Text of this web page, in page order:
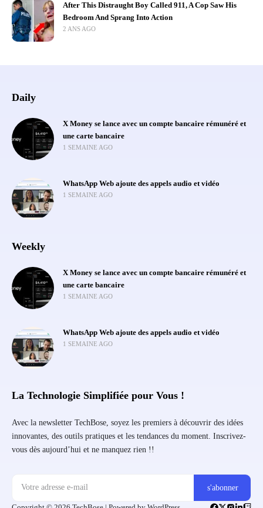
After This Distraught Boy Called 911, A Cop Saw His
Bedroom And Sprang Into Action
2 ANS AGO
Daily
X Money se lance avec un compte bancaire rémunéré et
une carte bancaire
1 SEMAINE AGO
WhatsApp Web ajoute des appels audio et vidéo
1 SEMAINE AGO
Weekly
X Money se lance avec un compte bancaire rémunéré et
une carte bancaire
1 SEMAINE AGO
WhatsApp Web ajoute des appels audio et vidéo
1 SEMAINE AGO
La Technologie Simplifiée pour Vous !
Avec la newsletter TechBose, soyez les premiers à découvrir des idées
innovantes, des outils pratiques et les tendances du moment. Inscrivez-
vous dès aujourd’hui et ne manquez rien !!